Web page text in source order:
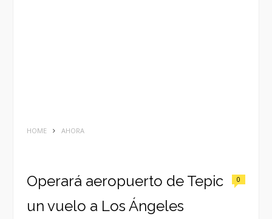
HOME AHORA
Operará aeropuerto de Tepic
un vuelo a Los Ángeles
0